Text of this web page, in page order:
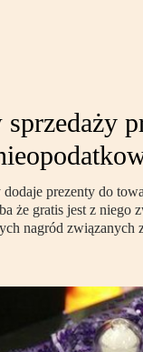
prezenty do
że gratis jest z niego
nagród związanych